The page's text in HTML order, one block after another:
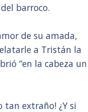
barroco.
de su amada,
a Tristán la
“en la cabeza un
tan extraño! ¿Y si